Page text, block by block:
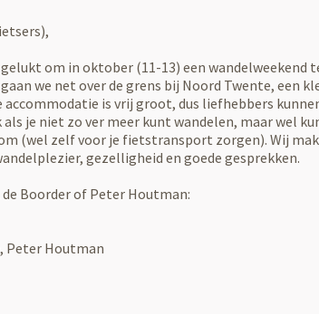
om in oktober (11-13) een wandelweekend
we net over de grens bij Noord Twente, een
accommodatie is vrij groot, dus liefhebbers
als je niet zo ver meer kunt wandelen, maar wel
(wel zelf voor je fietstransport zorgen). Wij
gezelligheid en goede gesprekken.
Boorder of Peter Houtman:
Peter Houtman